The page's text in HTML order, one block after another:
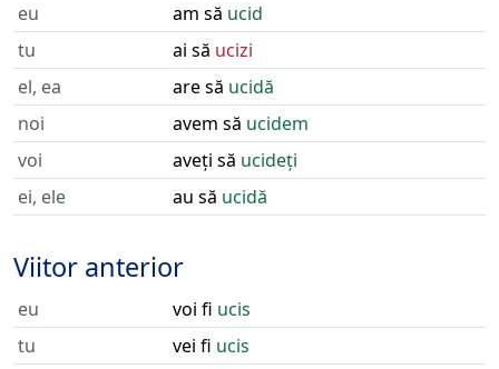
eu am să ucid
tu
ai să ucizi
el, ea
are să ucidă
noi
avem să ucidem
voi
aveți să ucideți
ei, ele
au să ucidă
Viitor anterior
eu voi fi ucis
tu
vei fi ucis